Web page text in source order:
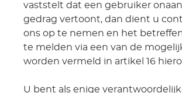
vaststelt dat een gebruiker
gedrag vertoont, dan dient u
ons op te nemen en het
te melden via een van de
worden vermeld in artikel 16
U bent als enige